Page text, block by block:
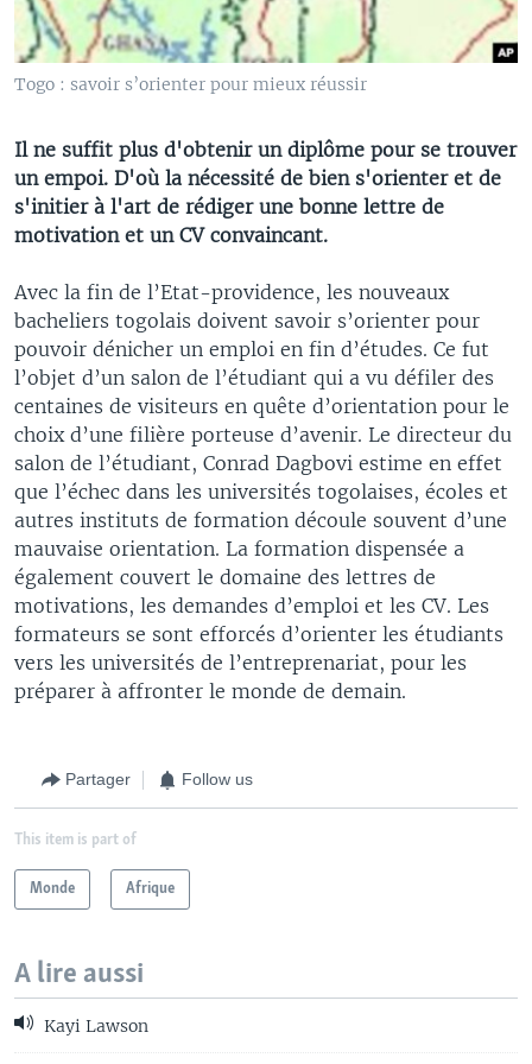
Togo : savoir s’orienter pour mieux réussir
Il ne suffit plus d'obtenir un diplôme pour se trouver
un empoi. D'où la nécessité de bien s'orienter et de
s'initier à l'art de rédiger une bonne lettre de
motivation et un CV convaincant.
Avec la fin de l’Etat-providence, les nouveaux
bacheliers togolais doivent savoir s’orienter pour
pouvoir dénicher un emploi en fin d’études. Ce fut
l’objet d’un salon de l’étudiant qui a vu défiler des
centaines de visiteurs en quête d’orientation pour le
choix d’une filière porteuse d’avenir. Le directeur du
salon de l’étudiant, Conrad Dagbovi estime en effet
que l’échec dans les universités togolaises, écoles et
autres instituts de formation découle souvent d’une
mauvaise orientation. La formation dispensée a
également couvert le domaine des lettres de
motivations, les demandes d’emploi et les CV. Les
formateurs se sont efforcés d’orienter les étudiants
vers les universités de l’entreprenariat, pour les
préparer à affronter le monde de demain.
Partager Follow us
This item is part of
Monde Afrique
A lire aussi
Kayi Lawson